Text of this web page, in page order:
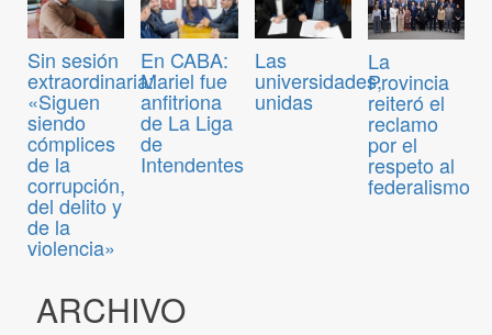
Sin sesión
extraordinaria:
«Siguen
siendo
cómplices
de la
corrupción,
del delito y
de la
violencia»
En CABA:
Mariel fue
anfitriona
de La Liga
de
Intendentes
Las
universidades,
unidas
La
Provincia
reiteró el
reclamo
por el
respeto al
federalismo
ARCHIVO